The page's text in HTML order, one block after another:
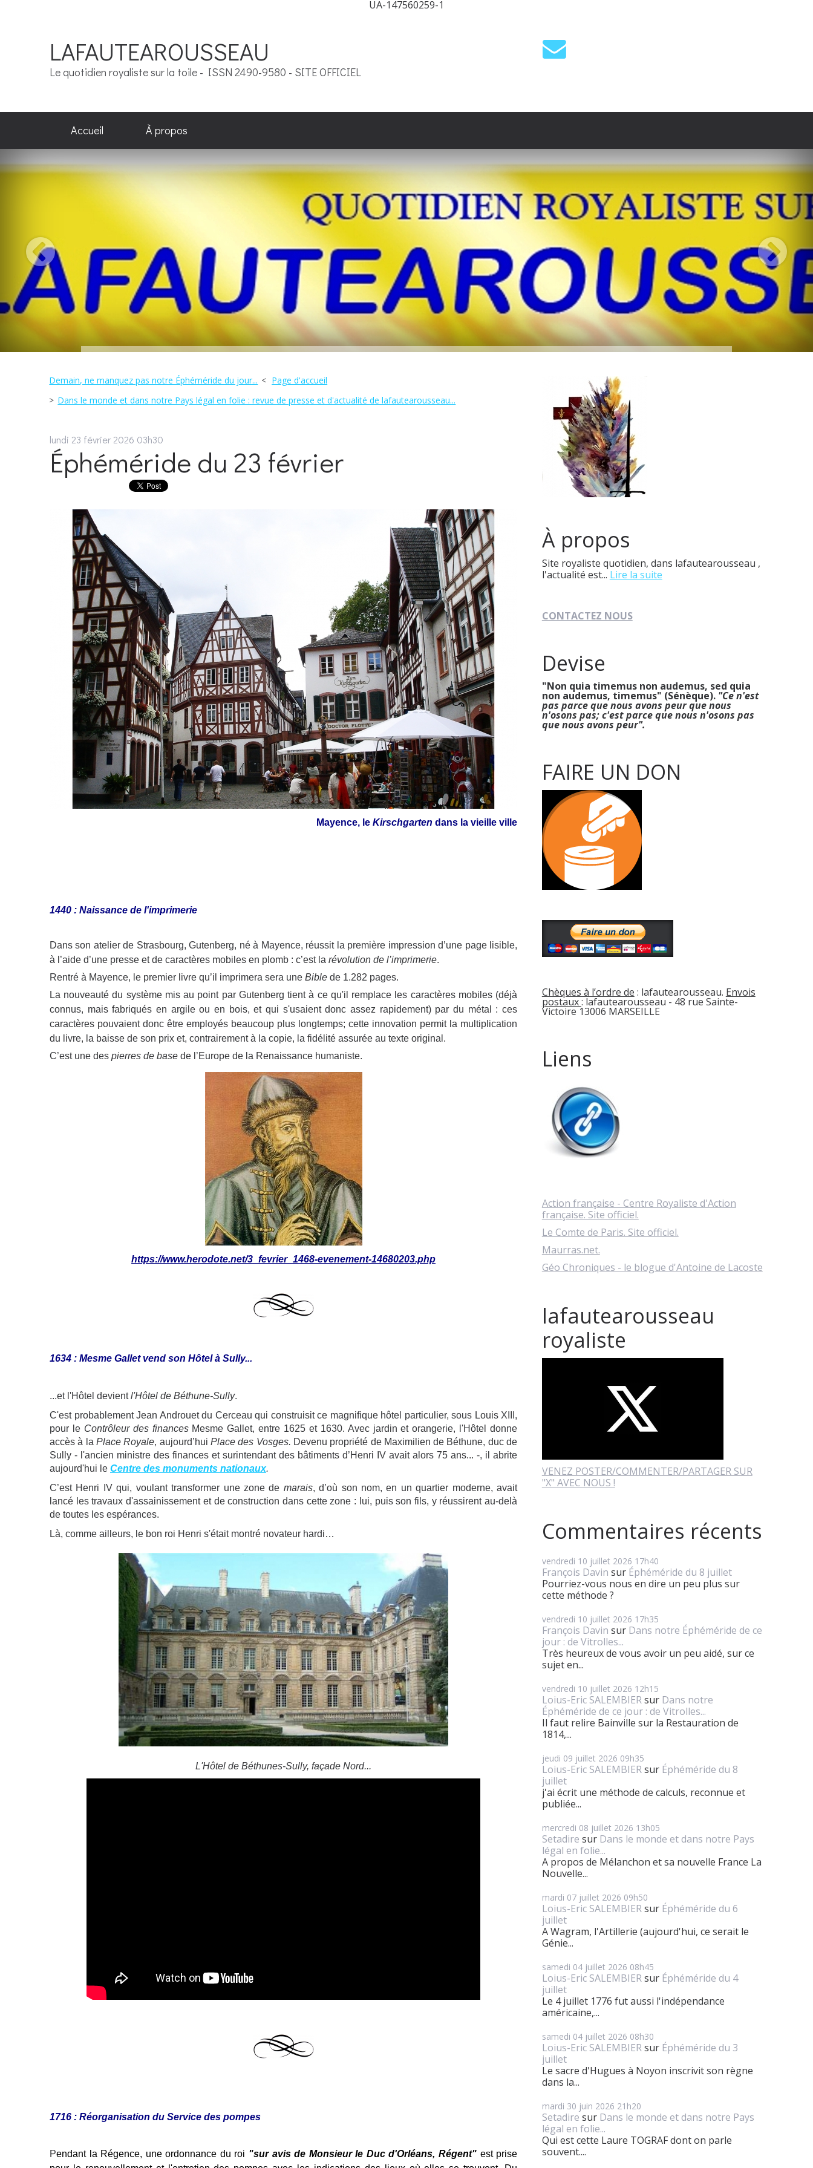
UA-147560259-1
LAFAUTEAROUSSEAU
Le quotidien royaliste sur la toile - ISSN 2490-9580 - SITE OFFICIEL
Accueil À propos
Demain, ne manquez pas notre Éphéméride du jour...
Page d'accueil
Dans le monde et dans notre Pays légal en folie : revue de presse et d'actualité de lafautearousseau...
lundi 23 février 2026 03h30
Éphéméride du 23 février
Mayence, leKirschgarten dans la vieille ville
1440 : Naissance de l'imprimerie
Dans son atelier de Strasbourg, Gutenberg, né à Mayence, réussit la première impression d’une page lisible,
à l’aide d’une presse et de caractères mobiles en plomb : c’est la révolution de l’imprimerie.
Rentré à Mayence, le premier livre qu’il imprimera sera une Bible de 1.282 pages.
La nouveauté du système mis au point par Gutenberg tient à ce qu'il remplace les caractères mobiles (déjà
connus, mais fabriqués en argile ou en bois, et qui s'usaient donc assez rapidement) par du métal : ces
caractères pouvaient donc être employés beaucoup plus longtemps; cette innovation permit la multiplication
du livre, la baisse de son prix et, contrairement à la copie, la fidélité assurée au texte original.
C’est une des pierres de base de l’Europe de la Renaissance humaniste.
https://www.herodote.net/3_fevrier_1468-evenement-14680203.php
1634 : Mesme Gallet vend son Hôtel à Sully...
...et l'Hôtel devientl'Hôtel de Béthune-Sully.
C'est probablement Jean Androuet du Cerceau qui construisit ce magnifique hôtel particulier, sous Louis XIII,
pour le Contrôleur des financesMesme Gallet, entre 1625 et 1630. Avec jardin et orangerie, l'Hôtel donne
accès à la Place Royale, aujourd’hui Place des Vosges. Devenu propriété de Maximilien de Béthune, duc de
Sully - l'ancien ministre des finances et surintendant des bâtiments d’Henri IV avait alors 75 ans... -, il abrite
aujourd'hui le Centre des monuments nationaux.
C’est Henri IV qui, voulant transformer une zone de marais, d’où son nom, en un quartier moderne, avait
lancé les travaux d'assainissement et de construction dans cette zone : lui, puis son fils, y réussirent au-delà
de toutes les espérances.
Là, comme ailleurs, le bon roi Henri s'était montré novateur hardi…
L'Hôtel de Béthunes-Sully, façade Nord...
1716 : Réorganisation du Service des pompes
Pendant la Régence, une ordonnance du roi "sur avis de Monsieur le Duc d'Orléans, Régent"est prise
À propos
Site royaliste quotidien, dans lafautearousseau ,
l'actualité est... Lire la suite
CONTACTEZ NOUS
Devise
"Non quia timemus non audemus, sed quia
non audemus, timemus" (Sénèque). "Ce n'est
pas parce que nous avons peur que nous
n'osons pas; c'est parce que nous n'osons pas
que nous avons peur".
FAIRE UN DON
Chèques à l’ordre de : lafautearousseau. Envois
postaux: lafautearousseau - 48 rue Sainte-
Victoire 13006 MARSEILLE
Liens
Action française - Centre Royaliste d'Action
française. Site officiel.
Le Comte de Paris. Site officiel.
Maurras.net.
Géo Chroniques - le blogue d'Antoine de Lacoste
lafautearousseau
royaliste
VENEZ POSTER/COMMENTER/PARTAGER SUR
"X" AVEC NOUS !
Commentaires récents
vendredi 10 juillet 2026 17h40
François Davin sur Éphéméride du 8 juillet
Pourriez-vous nous en dire un peu plus sur
cette méthode ?
vendredi 10 juillet 2026 17h35
François Davin sur Dans notre Éphéméride de ce
jour : de Vitrolles...
Très heureux de vous avoir un peu aidé, sur ce
sujet en...
vendredi 10 juillet 2026 12h15
Loius-Eric SALEMBIERsur Dans notre
Éphéméride de ce jour : de Vitrolles...
Il faut relire Bainville sur la Restauration de
1814,...
jeudi 09 juillet 2026 09h35
Loius-Eric SALEMBIERsur Éphéméride du 8
juillet
j'ai écrit une méthode de calculs, reconnue et
publiée...
mercredi 08 juillet 2026 13h05
Setadire sur Dans le monde et dans notre Pays
légal en folie...
A propos de Mélanchon et sa nouvelle France La
Nouvelle...
mardi 07 juillet 2026 09h50
Loius-Eric SALEMBIERsur Éphéméride du 6
juillet
A Wagram, l'Artillerie (aujourd'hui, ce serait le
Génie...
samedi 04 juillet 2026 08h45
Loius-Eric SALEMBIERsur Éphéméride du 4
juillet
Le 4 juillet 1776 fut aussi l'indépendance
américaine,...
samedi 04 juillet 2026 08h30
Loius-Eric SALEMBIERsur Éphéméride du 3
juillet
Le sacre d'Hugues à Noyon inscrivit son règne
dans la...
mardi 30 juin 2026 21h20
Setadire sur Dans le monde et dans notre Pays
légal en folie...
Qui est cette Laure TOGRAF dont on parle
souvent....